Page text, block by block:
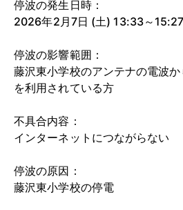
停波の発生日時：
2026年2月7日 (土) 13:33～15:27
停波の影響範囲：
藤沢東小学校のアンテナの電波
を利用されている方
不具合内容：
インターネットにつながらない
停波の原因：
藤沢東小学校の停電